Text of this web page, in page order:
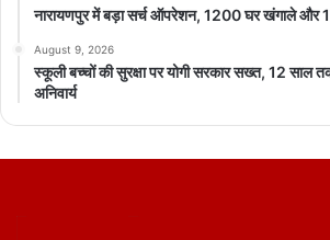
नारायणपुर में बड़ा सर्च ऑपरेशन, 1200 घर खंगाले और
August 9, 2026
स्कूली बच्चों की सुरक्षा पर योगी सरकार सख्त, 12
अनिवार्य